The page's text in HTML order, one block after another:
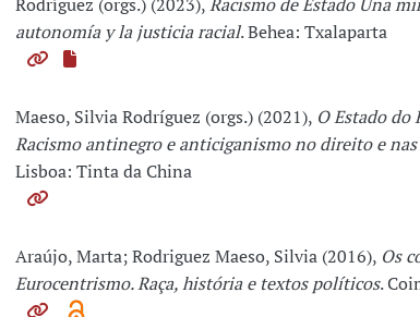
autonomía y la justicia racial. Behea: Txalaparta
Maeso, Silvia Rodríguez (orgs.) (2021), O Estado do
Racismo antinegro e anticiganismo no direito e
Lisboa: Tinta da China
Araújo, Marta; Rodriguez Maeso, Silvia (2016), Os
Eurocentrismo. Raça, história e textos políticos.